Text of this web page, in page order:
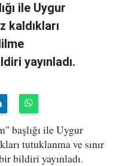
ile Uygur
kaldıkları
yayınladı.
başlığı ile Uygur
tutuklanma ve sınır
bildiri yayınladı.